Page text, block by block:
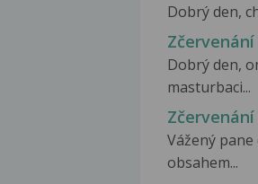
Dobrý den,
Dobrý den,
masturbaci...
Vážený
obsahem...